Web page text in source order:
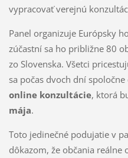
vypracovať verejnú
Panel organizuje Európsky
zúčastní sa ho približne 80
zo Slovenska. Všetci
sa počas dvoch dní
online konzultácie, ktorá
mája.
Toto jedinečné podujatie v
dôkazom, že občania